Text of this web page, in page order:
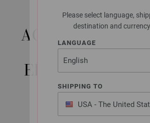
Please select language,
destination and
LANGUAGE
SHIPPING TO
USA - The United
of America
LANA GROSSA
AGUJA
(TANJA
EDITION) NO.